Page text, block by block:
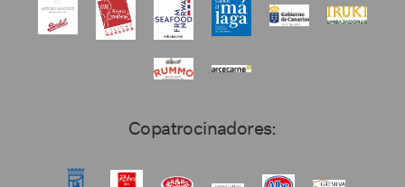
Copatrocinadores: